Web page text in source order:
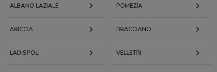
ALBANO LAZIALE POMEZIA
ARICCIA BRACCIANO
LADISPOLI VELLETRI